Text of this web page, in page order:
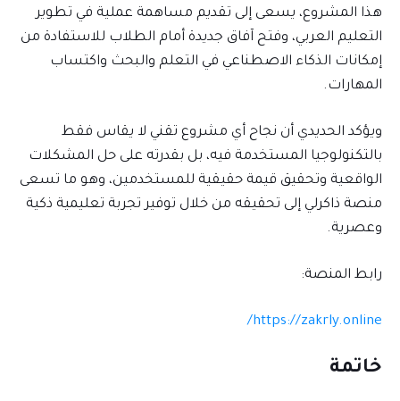
هذا المشروع، يسعى إلى تقديم مساهمة عملية في تطوير
التعليم العربي، وفتح آفاق جديدة أمام الطلاب للاستفادة من
إمكانات الذكاء الاصطناعي في التعلم والبحث واكتساب
المهارات.
ويؤكد الحديدي أن نجاح أي مشروع تقني لا يقاس فقط
بالتكنولوجيا المستخدمة فيه، بل بقدرته على حل المشكلات
الواقعية وتحقيق قيمة حقيقية للمستخدمين، وهو ما تسعى
منصة ذاكرلي إلى تحقيقه من خلال توفير تجربة تعليمية ذكية
وعصرية.
رابط المنصة:
https://zakrly.online/
خاتمة